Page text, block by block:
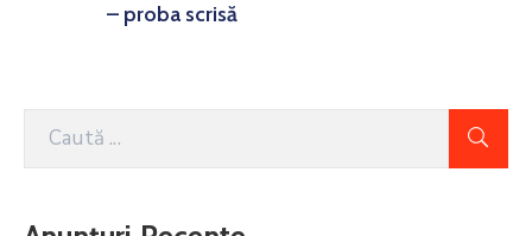
– proba scrisă